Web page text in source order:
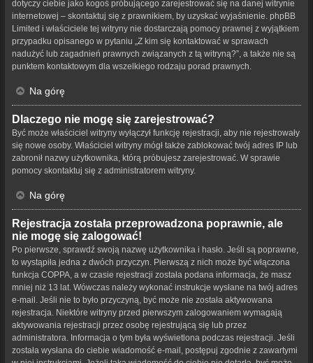
dotyczy ciebie jako kogoś próbującego zarejestrować się na danej witrynie
internetowej – skontaktuj się z prawnikiem, by uzyskać wyjaśnienie. phpBB
Limited i właściciele tej witryny nie dostarczają pomocy prawnej z wyjątkiem
przypadku opisanego w pytaniu „Z kim się kontaktować w sprawach
nadużyć lub zagadnień prawnych związanych z tą witryną?”, a także nie są
punktem kontaktowym dla wszelkiego rodzaju porad prawnych.
Na górę
Dlaczego nie mogę się zarejestrować?
Być może właściciel witryny wyłączył funkcję rejestracji, aby nie rejestrowały
się nowe osoby. Właściciel witryny mógł także zablokować twój adres IP lub
zabronił nazwy użytkownika, którą próbujesz zarejestrować. W sprawie
pomocy skontaktuj się z administratorem witryny.
Na górę
Rejestracja została przeprowadzona poprawnie, ale
nie mogę się zalogować!
Po pierwsze, sprawdź swoją nazwę użytkownika i hasło. Jeśli są poprawne,
to wystąpiła jedna z dwóch przyczyn. Pierwszą z nich może być włączona
funkcja COPPA, a w czasie rejestracji została podana informacja, że masz
mniej niż 13 lat. Wówczas należy wykonać instrukcje wysłane na twój adres
e-mail. Jeśli nie to było przyczyną, być może nie została aktywowana
rejestracja. Niektóre witryny przed pierwszym zalogowaniem wymagają
aktywowania rejestracji przez osobę rejestrującą się lub przez
administratora. Informacja o tym była wyświetlona podczas rejestracji. Jeśli
została wysłana do ciebie wiadomość e-mail, postępuj zgodnie z zawartymi